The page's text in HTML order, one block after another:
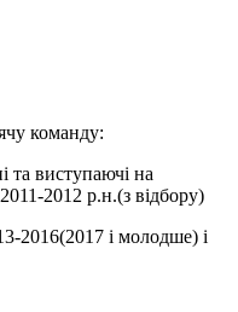
команду:
та виступаючі на
2012 р.н.(з відбору)
2016(2017 і молодше) і